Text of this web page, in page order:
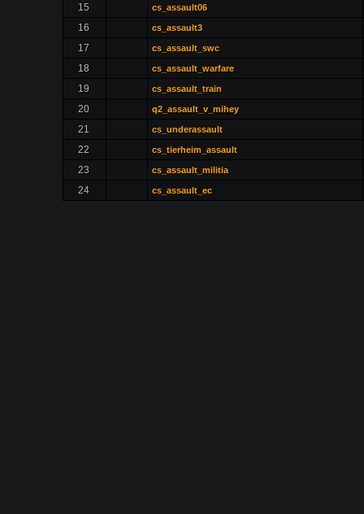
15 cs_assault06
16 cs_assault3
17 cs_assault_swc
18 cs_assault_warfare
19 cs_assault_train
20 q2_assault_v_mihey
21 cs_underassault
22 cs_tierheim_assault
23 cs_assault_militia
24 cs_assault_ec